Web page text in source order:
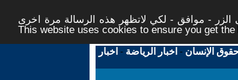
- موافق - لكي لاتظهر هذه الرسالة مرة اخرى -
This website uses cookies to ensure you get
حقوق الإنسان - اخبار الرياضة - اخبار